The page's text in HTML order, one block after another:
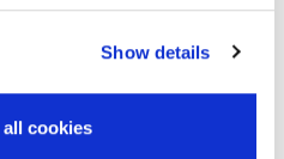
Show details
cookies